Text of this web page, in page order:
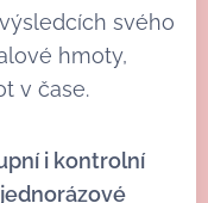
svého
hmoty,
v čase.
i kontrolní